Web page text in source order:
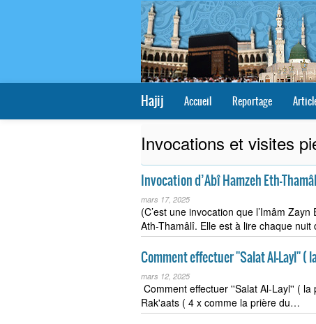
Hajij Accueil Reportage
Invocations et visites
Invocation d’Abî Hamzeh Eth-
mars 17, 2025
(C’est une invocation que l’Imâm
Ath-Thamâlî. Elle est à lire chaque
Comment effectuer ''Salat Al-Layl'' (
mars 12, 2025
Comment effectuer ''Salat Al-Layl'' ( la
Rak'aats ( 4 x comme la prière du…